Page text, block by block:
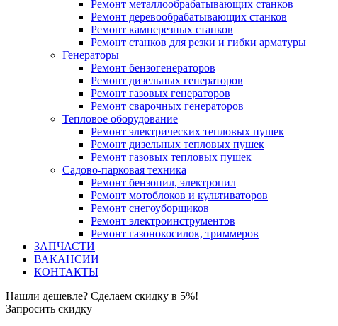
Ремонт металлообрабатывающих станков
Ремонт деревообрабатывающих станков
Ремонт камнерезных станков
Ремонт станков для резки и гибки арматуры
Генераторы
Ремонт бензогенераторов
Ремонт дизельных генераторов
Ремонт газовых генераторов
Ремонт сварочных генераторов
Тепловое оборудование
Ремонт электрических тепловых пушек
Ремонт дизельных тепловых пушек
Ремонт газовых тепловых пушек
Садово-парковая техника
Ремонт бензопил, электропил
Ремонт мотоблоков и культиваторов
Ремонт снегоуборщиков
Ремонт электроинструментов
Ремонт газонокосилок, триммеров
ЗАПЧАСТИ
ВАКАНСИИ
КОНТАКТЫ
Нашли дешевле? Сделаем скидку в 5%!
Запросить скидку